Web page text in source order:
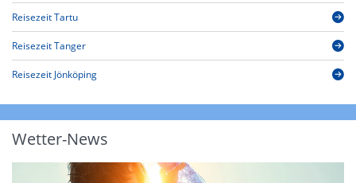
Reisezeit Tartu
Reisezeit Tanger
Reisezeit Jönköping
Wetter-News